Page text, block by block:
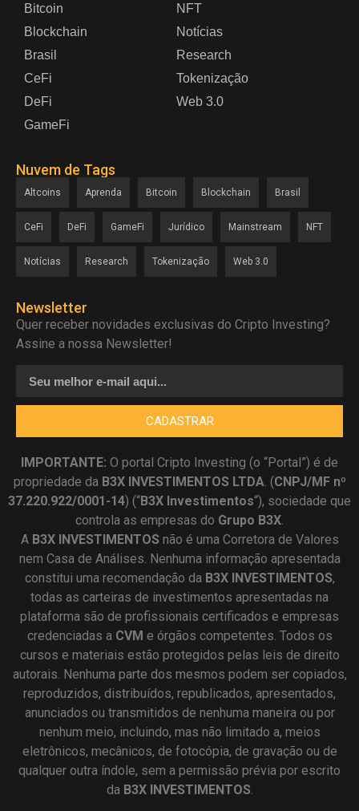
Bitcoin
Blockchain
Brasil
CeFi
DeFi
GameFi
NFT
Notícias
Research
Tokenização
Web 3.0
Nuvem de Tags
Altcoins Aprenda Bitcoin Blockchain Brasil
CeFi DeFi GameFi Jurídico Mainstream NFT
Notícias Research Tokenização Web 3.0
Newsletter
Quer receber novidades exclusivas do Cripto Investing?
Assine a nossa Newsletter!
CADASTRAR
IMPORTANTE: O portal Cripto Investing (o “Portal”) é de
propriedade da B3X INVESTIMENTOS LTDA. (CNPJ/MF nº
37.220.922/0001-14) (“B3X Investimentos“), sociedade que
controla as empresas do Grupo B3X.
A B3X INVESTIMENTOS não é uma Corretora de Valores
nem Casa de Análises. Nenhuma informação apresentada
constitui uma recomendação da B3X INVESTIMENTOS,
todas as carteiras de investimentos apresentadas na
plataforma são de profissionais certificados e empresas
credenciadas a CVM e órgãos competentes. Todos os
cursos e materiais estão protegidos pelas leis de direito
autorais. Nenhuma parte dos mesmos podem ser copiados,
reproduzidos, distribuídos, republicados, apresentados,
anunciados ou transmitidos de nenhuma maneira ou por
nenhum meio, incluindo, mas não limitado a, meios
eletrônicos, mecânicos, de fotocópia, de gravação ou de
qualquer outra índole, sem a permissão prévia por escrito
da B3X INVESTIMENTOS.